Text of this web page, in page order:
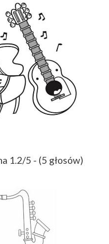
1.2/5 - (5 głosów)